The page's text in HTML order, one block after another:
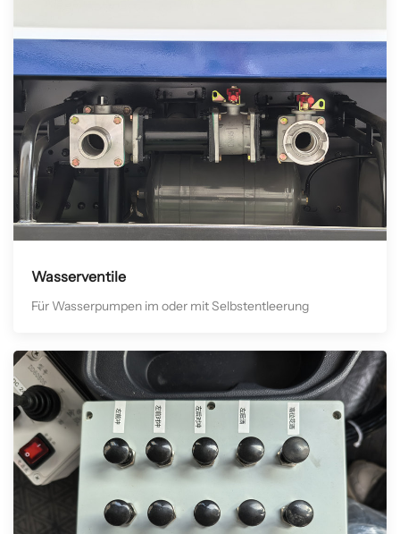
Wasserventile
Für Wasserpumpen im oder mit Selbstentleerung